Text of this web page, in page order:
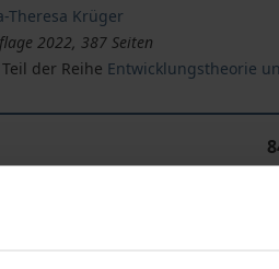
Theresa Krüger
2022, 387 Seiten
der Reihe Entwicklungstheorie